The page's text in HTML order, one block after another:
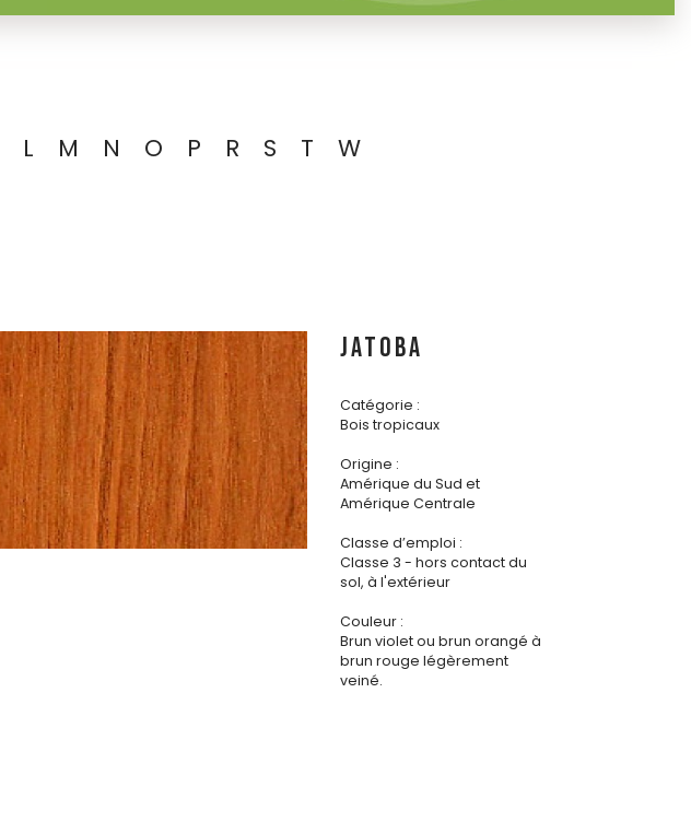
L M N O P R S T W
JATOBA
Catégorie :
Bois tropicaux
Origine :
Amérique du Sud et
Amérique Centrale
Classe d’emploi :
Classe 3 - hors contact du
sol, à l'extérieur
Couleur :
Brun violet ou brun orangé à
brun rouge légèrement
veiné.